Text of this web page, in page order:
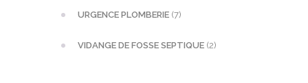
URGENCE PLOMBERIE (7)
VIDANGE DE FOSSE SEPTIQUE (2)